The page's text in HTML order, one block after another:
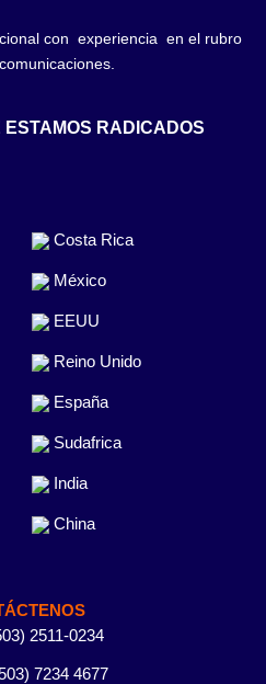
con experiencia en el rubro
ESTAMOS RADICADOS
Costa Rica
México
EEUU
Reino Unido
España
Sudafrica
India
China
2511-0234
7234 4677